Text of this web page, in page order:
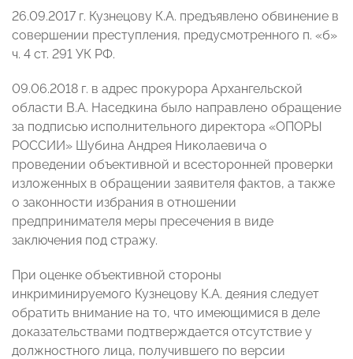
26.09.2017 г. Кузнецову К.А. предъявлено обвинение в
совершении преступления, предусмотренного п. «б»
ч. 4 ст. 291 УК РФ.
09.06.2018 г. в адрес прокурора Архангельской
области В.А. Наседкина было направлено обращение
за подписью исполнительного директора «ОПОРЫ
РОССИИ» Шубина Андрея Николаевича о
проведении объективной и всесторонней проверки
изложенных в обращении заявителя фактов, а также
о законности избрания в отношении
предпринимателя меры пресечения в виде
заключения под стражу.
При оценке объективной стороны
инкриминируемого Кузнецову К.А. деяния следует
обратить внимание на то, что имеющимися в деле
доказательствами подтверждается отсутствие у
должностного лица, получившего по версии